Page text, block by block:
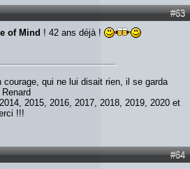
#63
of Mind ! 42 ans déjà !
courage, qui ne lui disait rien, il se garda
2015, 2016, 2017, 2018, 2019, 2020 et
!!!
#64